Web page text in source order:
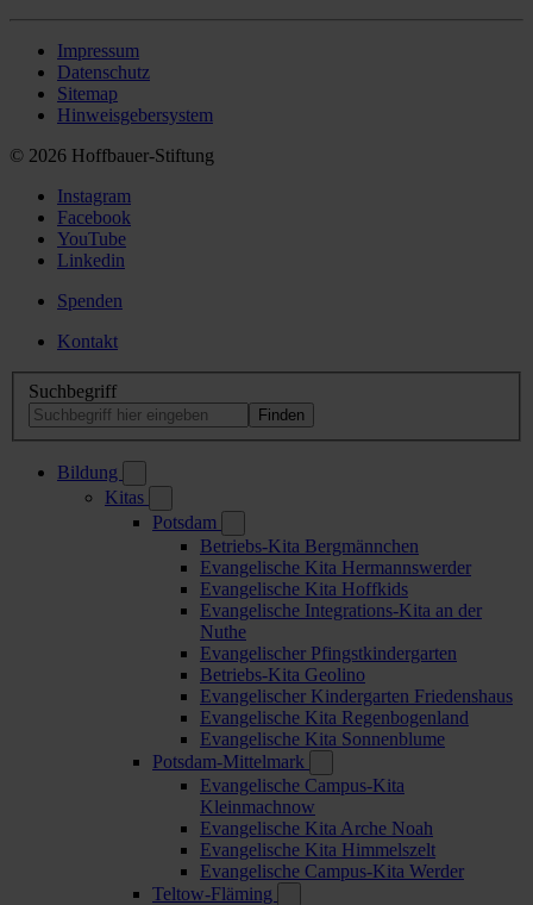
Impressum
Datenschutz
Sitemap
Hinweisgebersystem
© 2026 Hoffbauer-Stiftung
Instagram
Facebook
YouTube
Linkedin
Spenden
Kontakt
Suchbegriff
Bildung
Kitas
Potsdam
Betriebs-Kita Bergmännchen
Evangelische Kita Hermannswerder
Evangelische Kita Hoffkids
Evangelische Integrations-Kita an der
Nuthe
Evangelischer Pfingstkindergarten
Betriebs-Kita Geolino
Evangelischer Kindergarten Friedenshaus
Evangelische Kita Regenbogenland
Evangelische Kita Sonnenblume
Potsdam-Mittelmark
Evangelische Campus-Kita
Kleinmachnow
Evangelische Kita Arche Noah
Evangelische Kita Himmelszelt
Evangelische Campus-Kita Werder
Teltow-Fläming